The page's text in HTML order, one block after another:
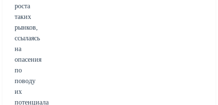
роста
таких
рынков,
ссылаясь
на
опасения
по
поводу
их
потенциала